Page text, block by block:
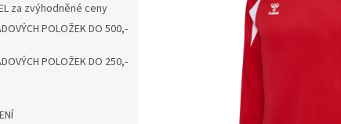
za zvýhodněné ceny
POLOŽEK DO 500,-
POLOŽEK DO 250,-